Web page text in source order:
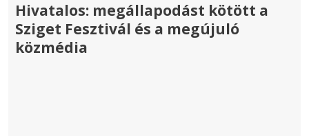
Hivatalos: megállapodást kötött a
Sziget Fesztivál és a megújuló
közmédia